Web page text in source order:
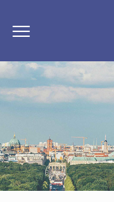
Menü
öffnen